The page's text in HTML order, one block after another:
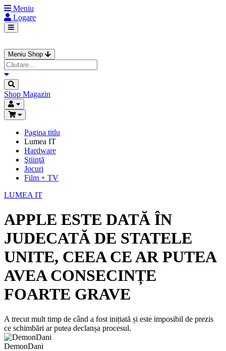
Meniu
Logare
Meniu Shop
Shop Magazin
Pagina titlu
Lumea IT
Hardware
Ştiinţă
Jocuri
Film + TV
LUMEA IT
APPLE ESTE DATĂ ÎN
JUDECATĂ DE STATELE
UNITE, CEEA CE AR PUTEA
AVEA CONSECINȚE
FOARTE GRAVE
A trecut mult timp de când a fost inițiată și este imposibil de prezis
ce schimbări ar putea declanșa procesul.
DemonDani